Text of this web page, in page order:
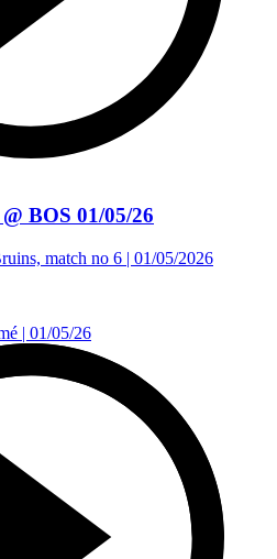
BOS 01/05/26
match no 6 | 01/05/2026